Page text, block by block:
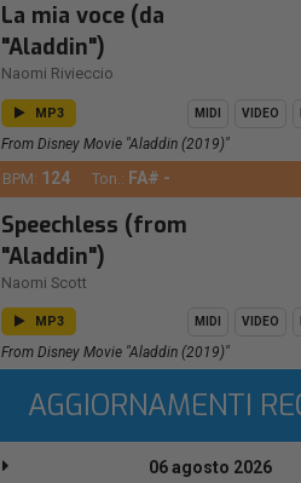
La mia voce (da
"Aladdin")
Naomi Rivieccio
MP3 MIDI VIDEO
From Disney Movie "Aladdin (2019)"
BPM: 124 Ton.: FA# -
Speechless (from
"Aladdin")
Naomi Scott
MP3 MIDI VIDEO
From Disney Movie "Aladdin (2019)"
AGGIORNAMENTI
06 agosto 2026